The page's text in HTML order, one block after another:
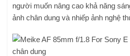
người muốn nâng cao khả năng
ảnh chân dung và nhiếp ảnh nghệ